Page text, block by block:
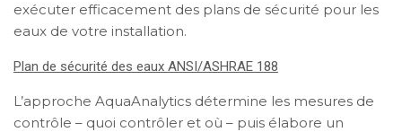
exécuter efficacement des plans de sécurité pour les
eaux de votre installation.
Plan de sécurité des eaux ANSI/ASHRAE 188
L’approche AquaAnalytics détermine les mesures de
contrôle – quoi contrôler et où – puis élabore un